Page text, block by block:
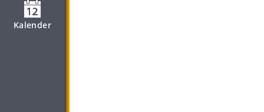
Kalender